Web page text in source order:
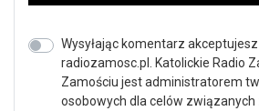
Wysyłając komentarz
radiozamosc.pl. Katolickie Radio
Zamościu jest administratorem
osobowych dla celów